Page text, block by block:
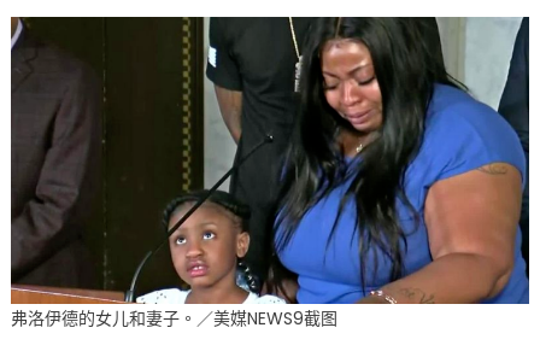
弗洛伊德的女儿和妻子。／美媒NEWS9截图